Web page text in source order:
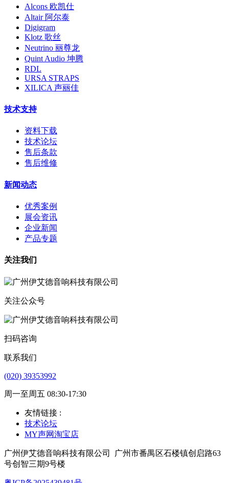
Alcons 欧凯仕
Altair 阿尔泰
Digigram
Klotz 歌丝
Neutrino 丽尊龙
Quint Audio 坤腾
RDL
URSA STRAPS
XILICA 声丽佳
技术支持
资料下载
技术论坛
售后条款
售后维修
新闻动态
优秀案例
展会资讯
企业新闻
产品专题
关注我们
关注公众号
扫码咨询
联系我们
(020) 39353992
周一至周五 08:30-17:30
友情链接 :
技术论坛
MY声网淘宝店
广州伊艾德音响科技有限公司
广州市番禺区石楼镇创启路63
号创智三期9号楼